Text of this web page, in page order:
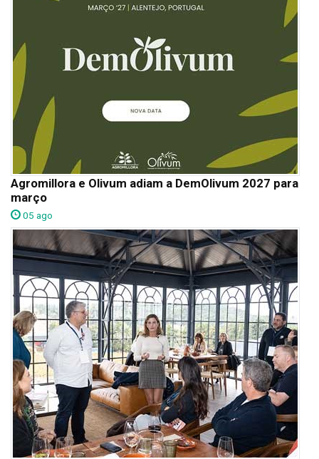
Agromillora e Olivum adiam a DemOlivum 2027 para
março
05 ago